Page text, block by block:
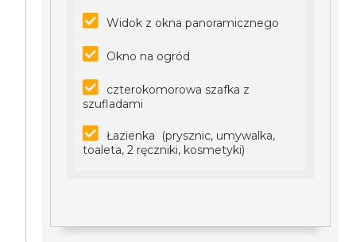
Widok z okna panoramicznego
Okno na ogród
czterokomorowa szafka z
szufladami
Łazienka (prysznic, umywalka,
toaleta, 2 ręczniki, kosmetyki)